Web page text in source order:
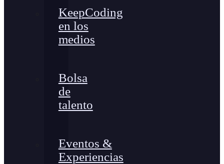
KeepCoding
en los
medios
Bolsa
de
talento
Eventos &
Experiencias